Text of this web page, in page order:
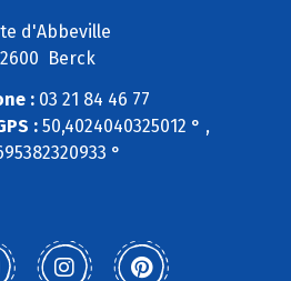
d'Abbeville
Berck
:03 21 84 46 77
:50,4024040325012 ° ,
°